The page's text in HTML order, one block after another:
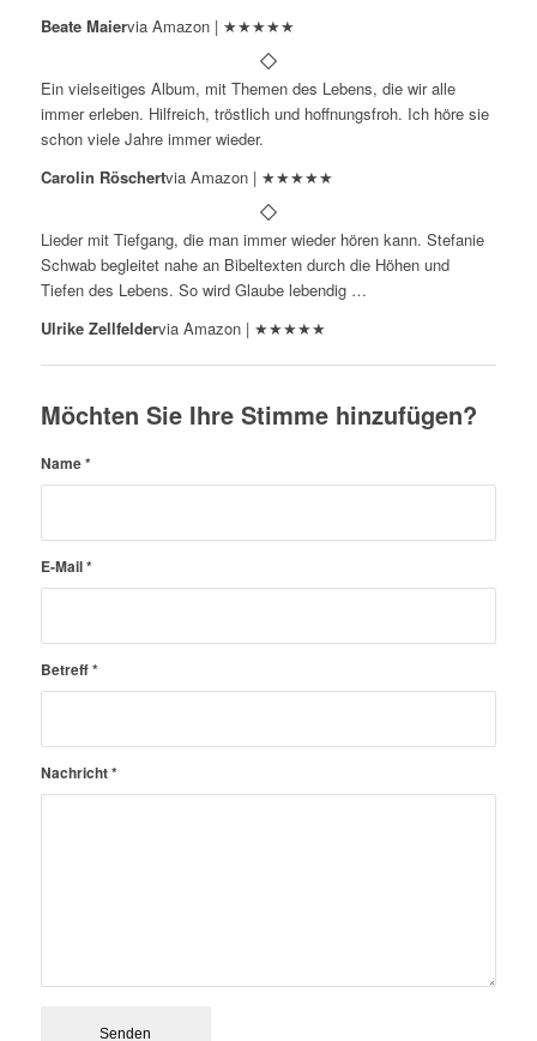
Beate Maiervia Amazon | ★★★★★
Ein vielseitiges Album, mit Themen des Lebens, die wir alle
immer erleben. Hilfreich, tröstlich und hoffnungsfroh. Ich höre sie
schon viele Jahre immer wieder.
Carolin Röschertvia Amazon | ★★★★★
Lieder mit Tiefgang, die man immer wieder hören kann. Stefanie
Schwab begleitet nahe an Bibeltexten durch die Höhen und
Tiefen des Lebens. So wird Glaube lebendig …
Ulrike Zellfeldervia Amazon | ★★★★★
Möchten Sie Ihre Stimme hinzufügen?
Name*
E-Mail*
Betreff*
Nachricht*